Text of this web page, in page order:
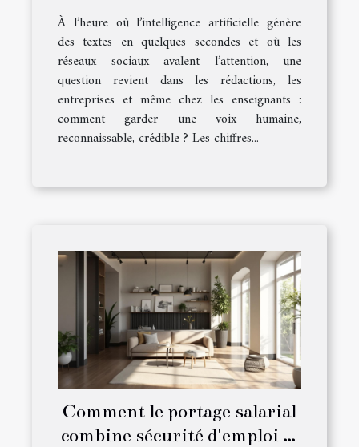
l’ère numérique
À l’heure où l’intelligence artificielle génère
des textes en quelques secondes et où les
réseaux sociaux avalent l’attention, une
question revient dans les rédactions, les
entreprises et même chez les enseignants :
comment garder une voix humaine,
reconnaissable, crédible ? Les chiffres...
Comment le portage salarial
combine sécurité d'emploi et